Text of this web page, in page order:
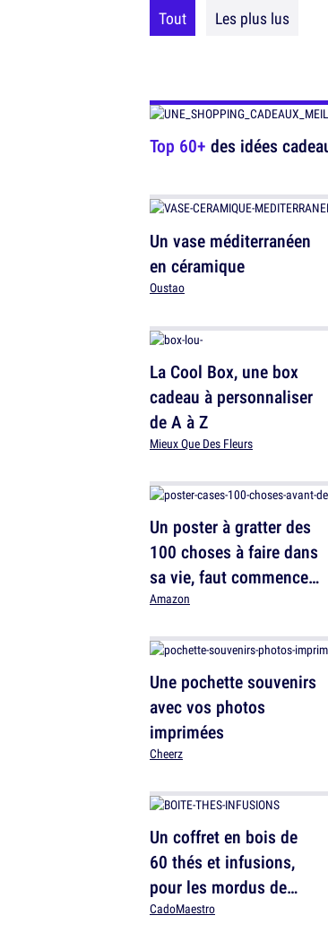
Tout Les plus lus
Top 60+ des idées
Un vase méditerranéen
en céramique
Oustao
La Cool Box, une box
cadeau à personnaliser
de A à Z
Mieux Que Des Fleurs
Un poster à gratter des
100 choses à faire dans
sa vie, faut commencer
à s'y mettre
Amazon
Une pochette souvenirs
avec vos photos
imprimées
Cheerz
Un coffret en bois de
60 thés et infusions,
pour les mordus de
boissons chaudes
CadoMaestro